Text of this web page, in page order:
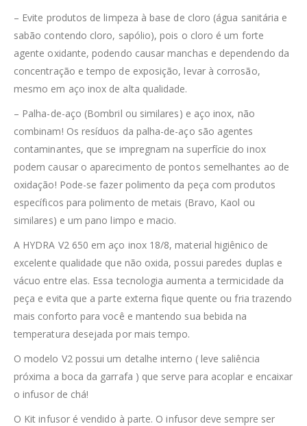
– Evite produtos de limpeza à base de cloro (água sanitária e
sabão contendo cloro, sapólio), pois o cloro é um forte
agente oxidante, podendo causar manchas e dependendo da
concentração e tempo de exposição, levar à corrosão,
mesmo em aço inox de alta qualidade.
– Palha-de-aço (Bombril ou similares) e aço inox, não
combinam! Os resíduos da palha-de-aço são agentes
contaminantes, que se impregnam na superfície do inox
podem causar o aparecimento de pontos semelhantes ao de
oxidação! Pode-se fazer polimento da peça com produtos
específicos para polimento de metais (Bravo, Kaol ou
similares) e um pano limpo e macio.
A HYDRA V2 650 em aço inox 18/8, material higiênico de
excelente qualidade que não oxida, possui paredes duplas e
vácuo entre elas. Essa tecnologia aumenta a termicidade da
peça e evita que a parte externa fique quente ou fria trazendo
mais conforto para você e mantendo sua bebida na
temperatura desejada por mais tempo.
O modelo V2 possui um detalhe interno ( leve saliência
próxima a boca da garrafa ) que serve para acoplar e encaixar
o infusor de chá!
O Kit infusor é vendido à parte. O infusor deve sempre ser